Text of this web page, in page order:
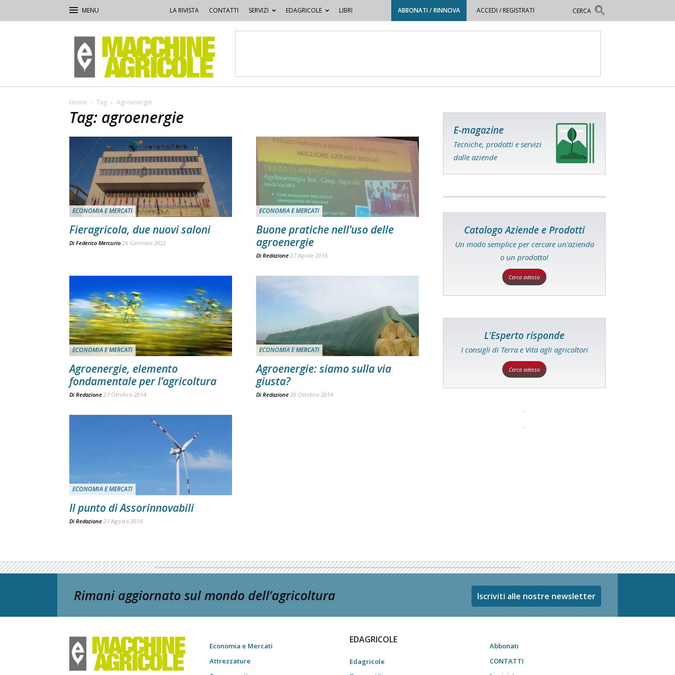
LA RIVISTA CONTATTI SERVIZI EDAGRICOLE LIBRI ABBONATI / RINNOVA ACCEDI / REGISTRATI
Macchine
Agricole
Home Tag Agroenergie
Tag: agroenergie
ECONOMIA E MERCATI
Fieragricola, due nuovi saloni
Di Federico Mercurio 26 Gennaio 2022
ECONOMIA E MERCATI
Buone pratiche nell’uso delle
agroenergie
Di Redazione 27 Aprile 2016
ECONOMIA E MERCATI
Agroenergie, elemento
fondamentale per l’agricoltura
Di Redazione 27 Ottobre 2014
ECONOMIA E MERCATI
Agroenergie: siamo sulla via
giusta?
Di Redazione 20 Ottobre 2014
ECONOMIA E MERCATI
Il punto di Assorinnovabili
Di Redazione 27 Agosto 2014
E-magazine
Tecniche, prodotti e servizi
dalle aziende
Catalogo Aziende e Prodotti
Un modo semplice per cercare un'azienda
o un prodotto!
Cerca adesso
L'Esperto risponde
I consigli di Terra e Vita agli agricoltori
Cerca adesso
Rimani aggiornato sul mondo dell’agricoltura Iscriviti alle nostre newsletter
Economia e Mercati
Attrezzature
EDAGRICOLE
Edagricole
Abbonati
CONTATTI